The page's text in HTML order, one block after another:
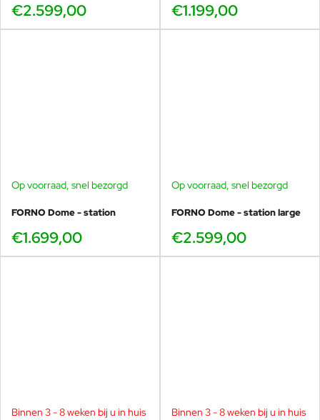
€2.599,00 €1.199,00
Op voorraad, snel bezorgd
FORNO Dome - station
€1.699,00
Op voorraad, snel bezorgd
FORNO Dome - station large
€2.599,00
Binnen 3 - 8 weken bij u in huis Binnen 3 - 8 weken bij u in huis